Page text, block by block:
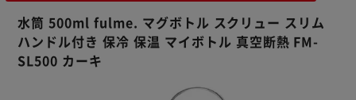
水筒 500ml fulme. マグボトル スクリュー スリム
ハンドル付き 保冷 保温 マイボトル 真空断熱 FM-
SL500 カーキ
※ご確認ください
購入手続きへ